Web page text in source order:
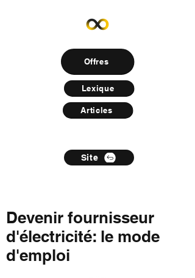
Offres
Lexique
Articles
Site
Devenir fournisseur
d'électricité: le mode
d'emploi